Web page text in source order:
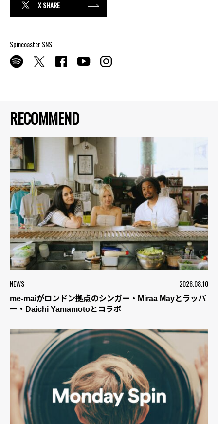
RECOMMEND
NEWS 2026.08.10
me-maiがロンドン拠点のシンガー・Miraa Mayとラッパ
ー・Daichi Yamamotoとコラボ
X SHARE
Spincoaster SNS